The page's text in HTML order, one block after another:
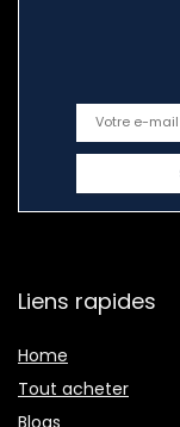
Liens rapides
Home
Tout acheter
Blogs